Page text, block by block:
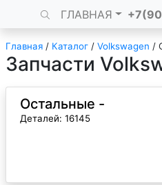
ГЛАВНАЯ
Главная / Каталог / Volkswagen /
Запчасти
Остальные -
Деталей: 16145